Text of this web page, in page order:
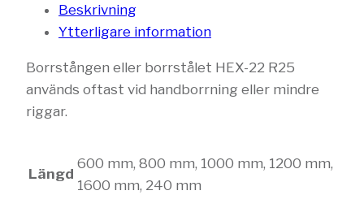
Beskrivning
Ytterligare information
Borrstången eller borrstålet HEX-22 R25
används oftast vid handborrning eller mindre
riggar.
Längd
600 mm, 800 mm, 1000 mm, 1200 mm,
1600 mm, 240 mm